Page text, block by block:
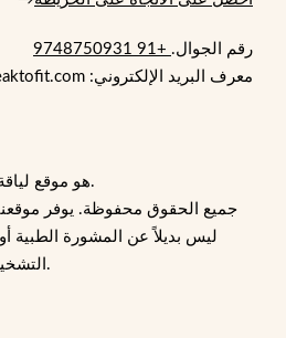
رقم الجوال. +91 9748750931
معرف البريد الإلكتروني: support@freaktofit.com
© 2026 Freaktofit هو موقع لياقة بدنية.
جميع الحقوق محفوظة. يوفر
.